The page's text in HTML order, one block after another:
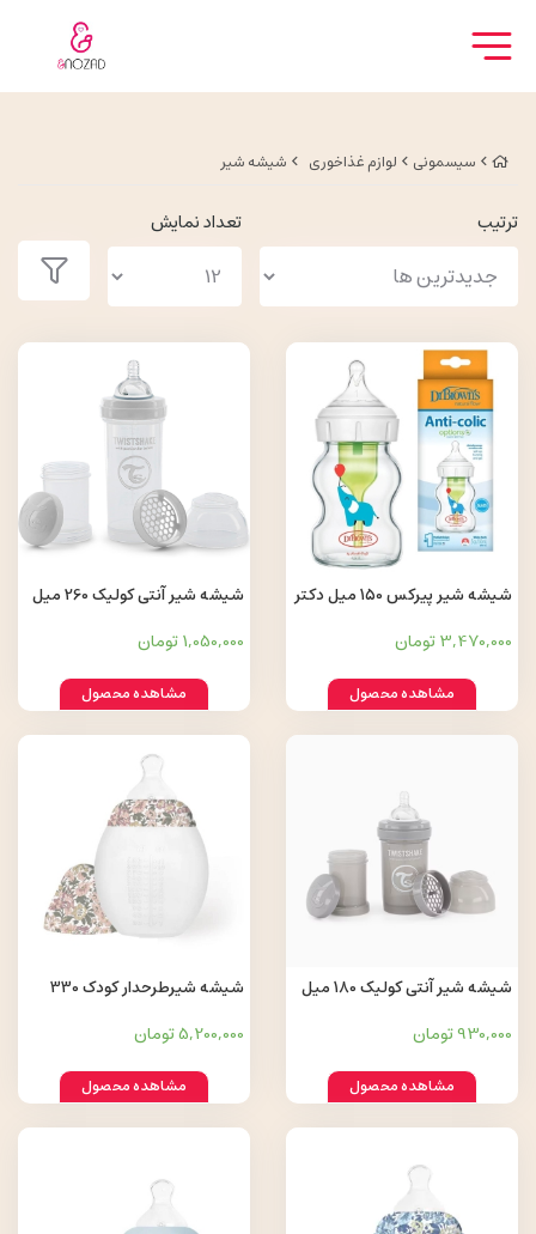
سیسمونی لوازم غذاخوری شیشه شیر
ترتیب تعداد نمایش
شیشه شیر پیرکس 150 میل دکتر
3,470,000 تومان
مشاهده محصول
شیشه شیر آنتی کولیک 260 میل
1,050,000 تومان
مشاهده محصول
شیشه شیر آنتی کولیک 180 میل
930,000 تومان
مشاهده محصول
شیشه شیرطرحدار کودک 330
5,200,000 تومان
مشاهده محصول